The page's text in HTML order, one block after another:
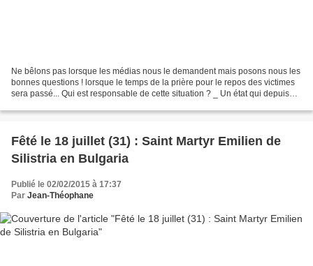
Ne bêlons pas lorsque les médias nous le demandent mais posons nous les
bonnes questions ! lorsque le temps de la prière pour le repos des victimes
sera passé... Qui est responsable de cette situation ? _ Un état qui depuis
Fêté le 18 juillet (31) : Saint Martyr Emilien de
Silistria en Bulgaria
Publié le 02/02/2015 à 17:37
Par Jean-Théophane